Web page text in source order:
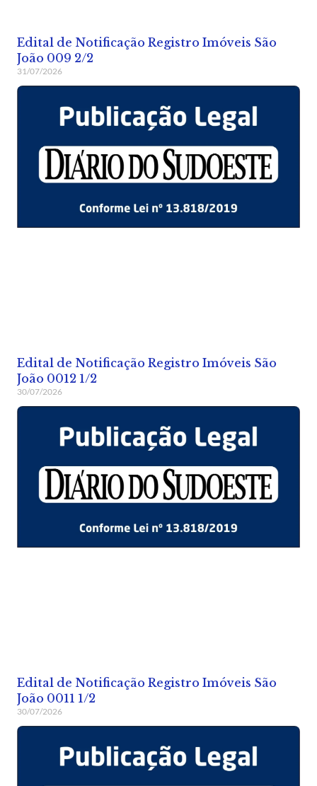
Edital de Notificação Registro Imóveis São
João 009 2/2
31/07/2026
Edital de Notificação Registro Imóveis São
João 0012 1/2
30/07/2026
Edital de Notificação Registro Imóveis São
João 0011 1/2
30/07/2026